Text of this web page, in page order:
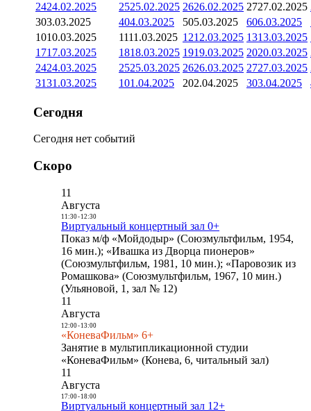
2424.02.2025 2525.02.2025 2626.02.2025 2727.02.2025
303.03.2025 404.03.2025 505.03.2025 606.03.2025
1010.03.2025 1111.03.2025 1212.03.2025 1313.03.2025
1717.03.2025 1818.03.2025 1919.03.2025 2020.03.2025
2424.03.2025 2525.03.2025 2626.03.2025 2727.03.2025
3131.03.2025 101.04.2025 202.04.2025 303.04.2025
Сегодня
Сегодня нет событий
Скоро
11
Августа
11:30- 12:30
Виртуальный концертный зал 0+
Показ м/ф «Мойдодыр» (Союзмультфильм, 1954,
16 мин.); «Ивашка из Дворца пионеров»
(Союзмультфильм, 1981, 10 мин.); «Паровозик из
Ромашкова» (Союзмультфильм, 1967, 10 мин.)
(Ульяновой, 1, зал № 12)
11
Августа
12:00- 13:00
«КоневаФильм» 6+
Занятие в мультипликационной студии
«КоневаФильм» (Конева, 6, читальный зал)
11
Августа
17:00- 18:00
Виртуальный концертный зал 12+